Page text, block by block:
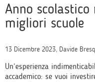
Anno
migliori scuole
13 Dicembre 2023, Davide
Un’esperienza
accademico: se vuoi